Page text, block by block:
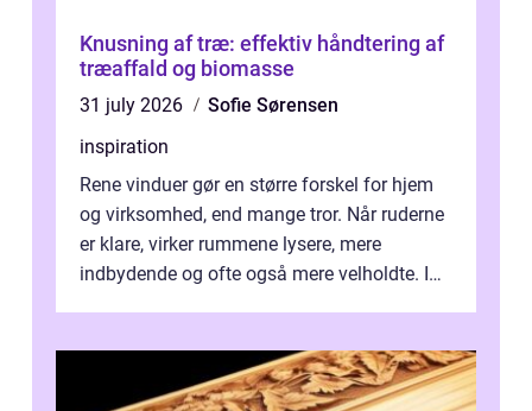
Knusning af træ: effektiv håndtering af
træaffald og biomasse
31 july 2026
Sofie Sørensen
inspiration
Rene vinduer gør en større forskel for hjem
og virksomhed, end mange tror. Når ruderne
er klare, virker rummene lysere, mere
indbydende og ofte også mere velholdte. I